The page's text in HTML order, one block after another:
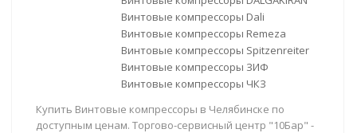
Винтовые компрессоры Dali
Винтовые компрессоры Remeza
Винтовые компрессоры Spitzenreiter
Винтовые компрессоры ЗИФ
Винтовые компрессоры ЧКЗ
Купить Винтовые компрессоры в Челябинске по
доступным ценам. Торгово-сервисный центр "10Бар" -